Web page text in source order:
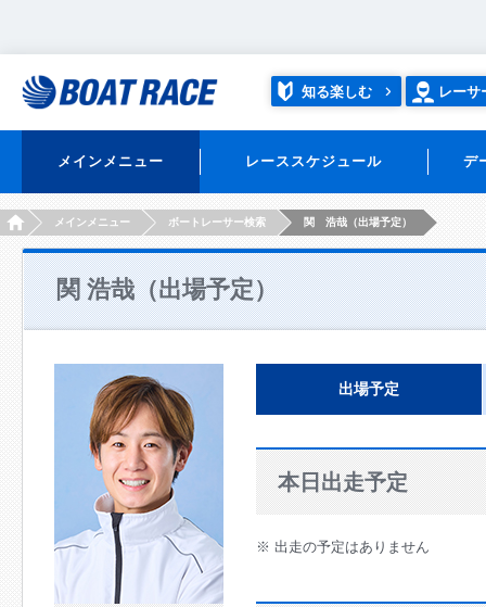
知る楽しむ レーサ
メインメニュー レーススケジュール デ
HOMEメインメニュー ボートレーサー検索 関 浩哉（出場予定）
関 浩哉（出場予定）
出場予定
本日出走予定
※ 出走の予定はありません